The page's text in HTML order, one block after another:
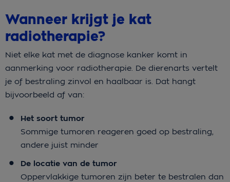
Wanneer krijgt je kat
radiotherapie?
Niet elke kat met de diagnose kanker komt in
aanmerking voor radiotherapie. De dierenarts vertelt
je of bestraling zinvol en haalbaar is. Dat hangt
bijvoorbeeld af van:
Het soort tumor
Sommige tumoren reageren goed op bestraling,
andere juist minder
De locatie van de tumor
Oppervlakkige tumoren zijn beter te bestralen dan